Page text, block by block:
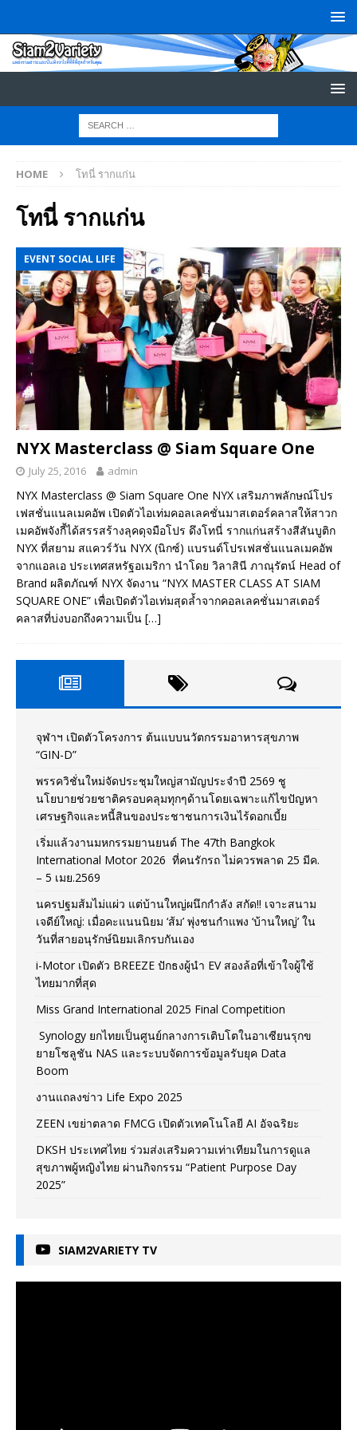
HOME โทนี่ รากแก่น
โทนี่ รากแก่น
EVENT SOCIAL LIFE
NYX Masterclass @ Siam Square One
July 25, 2016 admin
NYX Masterclass @ Siam Square One NYX เสริมภาพลักษณ์โปร
เฟสชั่นแนลเมคอัพ เปิดตัวไอเท่มคอลเลคชั่นมาสเตอร์คลาสให้สาวก
เมคอัพจังกี้ได้สรรสร้างลุคดุจมือโปร ดึงโทนี่ รากแก่นสร้างสีสันบูติก
NYX ที่สยาม สแควร์วัน NYX (นิกซ์) แบรนด์โปรเฟสชั่นแนลเมคอัพ
จากแอลเอ ประเทศสหรัฐอเมริกา นำโดย วิลาสินี ภาณุรัตน์ Head of
Brand ผลิตภัณฑ์ NYX จัดงาน “NYX MASTER CLASS AT SIAM
SQUARE ONE” เพื่อเปิดตัวไอเท่มสุดล้ำจากคอลเลคชั่นมาสเตอร์
คลาสที่บ่งบอกถึงความเป็น […]
จุฬาฯ เปิดตัวโครงการ ต้นแบบนวัตกรรมอาหารสุขภาพ
“GIN-D”
พรรควิชั่นใหม่จัดประชุมใหญ่สามัญประจำปี 2569 ชู
นโยบายช่วยชาติครอบคลุมทุกๆด้านโดยเฉพาะแก้ไขปัญหา
เศรษฐกิจและหนี้สินของประชาชนการเงินไร้ดอกเบี้ย
เริ่มแล้วงานมหกรรมยานยนต์ The 47th Bangkok
International Motor 2026 ที่คนรักรถ ไม่ควรพลาด 25 มีค.
– 5 เมย.2569
นครปฐมส้มไม่แผ่ว แต่บ้านใหญ่ผนึกกำลัง สกัด!! เจาะสนาม
เจดีย์ใหญ่: เมื่อคะแนนนิยม ‘ส้ม’ พุ่งชนกำแพง ‘บ้านใหญ่’ ใน
วันที่สายอนุรักษ์นิยมเลิกรบกันเอง
i-Motor เปิดตัว BREEZE ปักธงผู้นำ EV สองล้อที่เข้าใจผู้ใช้
ไทยมากที่สุด
Miss Grand International 2025 Final Competition
Synology ยกไทยเป็นศูนย์กลางการเติบโตในอาเซียนรุกข
ยายโซลูชัน NAS และระบบจัดการข้อมูลรับยุค Data
Boom
งานแถลงข่าว Life Expo 2025
ZEEN เขย่าตลาด FMCG เปิดตัวเทคโนโลยี AI อัจฉริยะ
DKSH ประเทศไทย ร่วมส่งเสริมความเท่าเทียมในการดูแล
สุขภาพผู้หญิงไทย ผ่านกิจกรรม “Patient Purpose Day
2025”
SIAM2VARIETY TV